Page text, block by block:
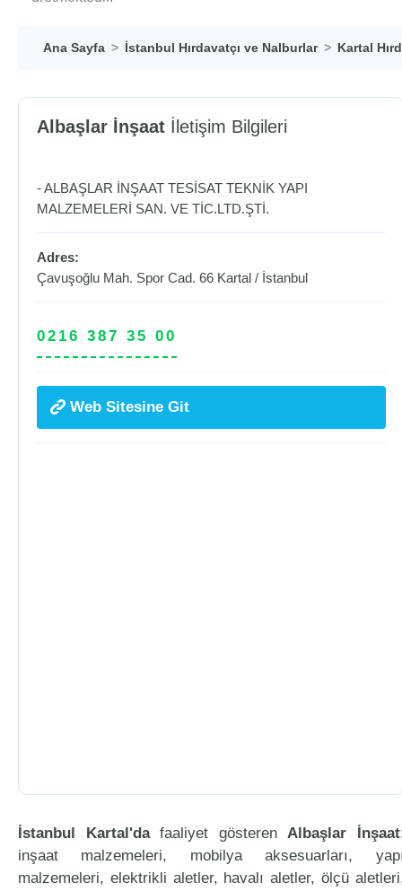
Ana Sayfa İstanbul Hırdavatçı ve Nalburlar Kartal
Albaşlar İnşaat İletişim Bilgileri
- ALBAŞLAR İNŞAAT TESİSAT TEKNİK YAPI
MALZEMELERİ SAN. VE TİC.LTD.ŞTİ.
Adres:
Çavuşoğlu Mah. Spor Cad. 66 Kartal / İstanbul
0216 387 35 00
Web Sitesine Git
İstanbul Kartal'dafaaliyet gösterenAlbaşlar İnşaat
inşaat malzemeleri, mobilya aksesuarları,
malzemeleri, elektrikli aletler, havalı aletler, ölçü